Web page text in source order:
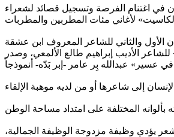
في اغتنام الفرصة وتسجيل قصائد لشعراء
الأول والثاني للشاعر المعروف ابن عشقة
الأديب إبراهيم طالع الألمعي، وصدر
يؤدي وظيفة مزدوجة الوظيفة الجمالية،